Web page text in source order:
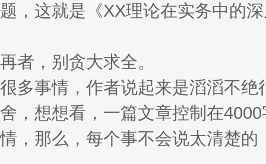
题，这就是《XX理论在实务中的
再者，别贪大求全。
很多事情，作者说起来是滔滔不
舍，想想看，一篇文章控制在
情，那么，每个事不会说太清楚